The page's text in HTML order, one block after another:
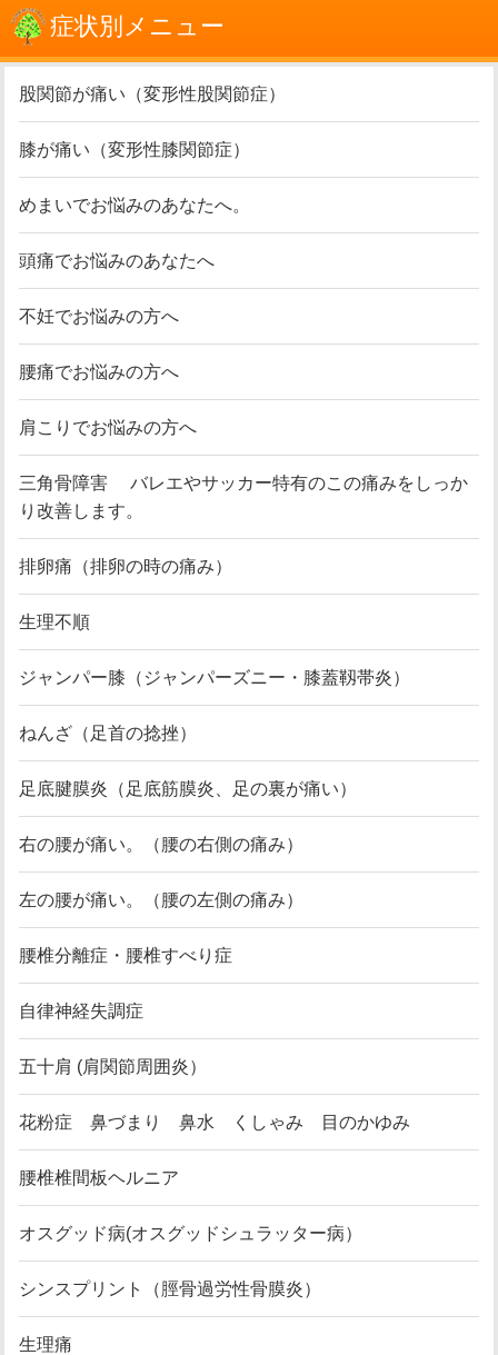
症状別メニュー
股関節が痛い（変形性股関節症）
膝が痛い（変形性膝関節症）
めまいでお悩みのあなたへ。
頭痛でお悩みのあなたへ
不妊でお悩みの方へ
腰痛でお悩みの方へ
肩こりでお悩みの方へ
三角骨障害 バレエやサッカー特有のこの痛みをしっか
り改善します。
排卵痛（排卵の時の痛み）
生理不順
ジャンパー膝（ジャンパーズニー・膝蓋靱帯炎）
ねんざ（足首の捻挫）
足底腱膜炎（足底筋膜炎、足の裏が痛い）
右の腰が痛い。（腰の右側の痛み）
左の腰が痛い。（腰の左側の痛み）
腰椎分離症・腰椎すべり症
自律神経失調症
五十肩 (肩関節周囲炎）
花粉症 鼻づまり 鼻水 くしゃみ 目のかゆみ
腰椎椎間板ヘルニア
オスグッド病(オスグッドシュラッター病）
シンスプリント（脛骨過労性骨膜炎）
生理痛